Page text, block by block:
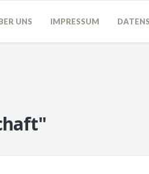
UNS IMPRESSUM